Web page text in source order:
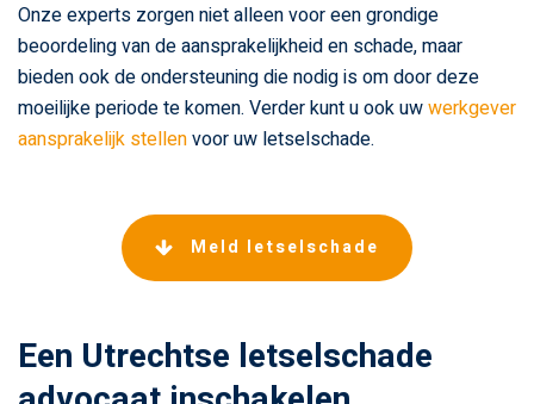
Onze experts zorgen niet alleen voor een grondige
beoordeling van de aansprakelijkheid en schade, maar
bieden ook de ondersteuning die nodig is om door deze
moeilijke periode te komen. Verder kunt u ook uwwerkgever
aansprakelijk stellenvoor uw letselschade.
Meld letselschade
Een Utrechtse letselschade